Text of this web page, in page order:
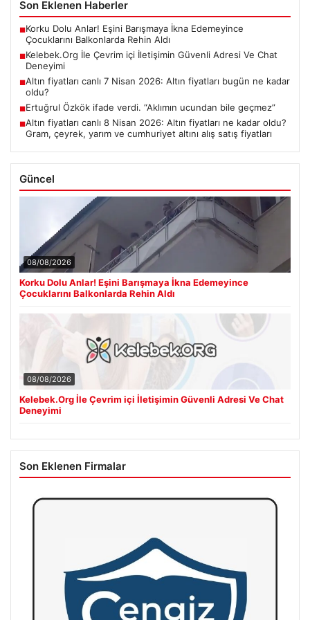
Son Eklenen Haberler
■Korku Dolu Anlar! Eşini Barışmaya İkna Edemeyince
Çocuklarını Balkonlarda Rehin Aldı
■Kelebek.Org İle Çevrim içi İletişimin Güvenli Adresi Ve Chat
Deneyimi
■Altın fiyatları canlı 7 Nisan 2026: Altın fiyatları bugün ne kadar
oldu?
■Ertuğrul Özkök ifade verdi. “Aklımın ucundan bile geçmez”
■Altın fiyatları canlı 8 Nisan 2026: Altın fiyatları ne kadar oldu?
Gram, çeyrek, yarım ve cumhuriyet altını alış satış fiyatları
Güncel
08/08/2026
Korku Dolu Anlar! Eşini Barışmaya İkna Edemeyince
Çocuklarını Balkonlarda Rehin Aldı
08/08/2026
Kelebek.Org İle Çevrim içi İletişimin Güvenli Adresi Ve Chat
Deneyimi
Son Eklenen Firmalar